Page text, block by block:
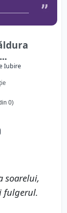
Iubire
0)
soarelui,
fulgerul.